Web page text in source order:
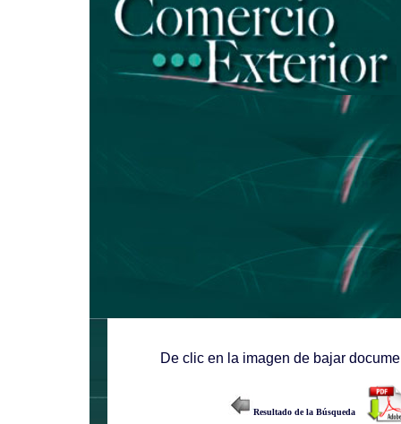
De clic en la imagen de bajar
Resultado de la Búsqueda